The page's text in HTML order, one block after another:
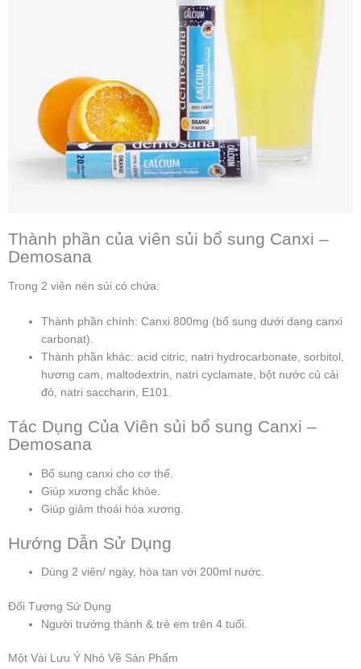
Thành phần của viên sủi bổ sung Canxi –
Demosana
Trong 2 viên nén sủi có chứa:
Thành phần chính: Canxi 800mg (bổ sung dưới dạng canxi
carbonat).
Thành phần khác: acid citric, natri hydrocarbonate, sorbitol,
hương cam, maltodextrin, natri cyclamate, bột nước củ cải
đỏ, natri saccharin, E101.
Tác Dụng Của Viên sủi bổ sung Canxi –
Demosana
Bổ sung canxi cho cơ thể.
Giúp xương chắc khỏe.
Giúp giảm thoái hóa xương.
Hướng Dẫn Sử Dụng
Dùng 2 viên/ ngày, hòa tan với 200ml nước.
Đối Tượng Sử Dụng
Người trưởng thành & trẻ em trên 4 tuổi.
Một Vài Lưu Ý Nhỏ Về Sản Phẩm